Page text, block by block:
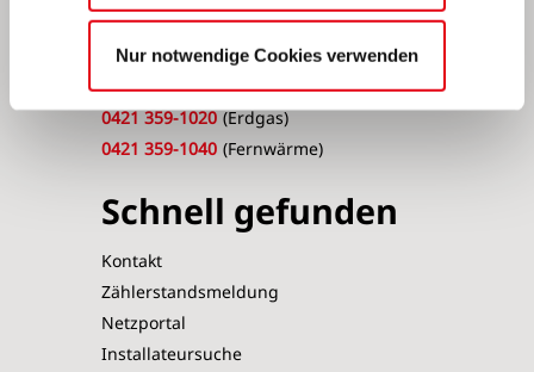
Nur notwendige Cookies verwenden
0421 359-2662 (Elektroladesäulen)
0421 359-1020 (Erdgas)
0421 359-1040 (Fernwärme)
Schnell gefunden
Kontakt
Zählerstandsmeldung
Netzportal
Installateursuche